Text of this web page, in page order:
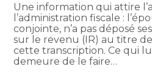
Une information qui attire
l’administration fiscale :
conjointe, n’a pas déposé
sur le revenu (IR) au titre
cette transcription. Ce qui
demeure de le faire…